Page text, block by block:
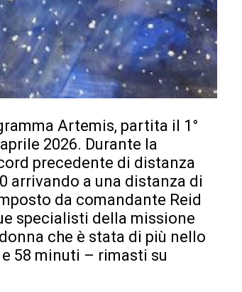
Artemis, partita il 1°
2026. Durante la
precedente di distanza
arrivando a una distanza di
da comandante Reid
specialisti della missione
che è stata di più nello
58 minuti – rimasti su